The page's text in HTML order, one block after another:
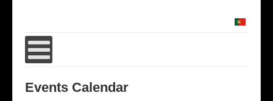
Events Calendar